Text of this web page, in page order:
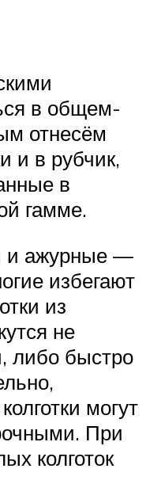
в общем-
отнесём
и в рубчик,
в
гамме.
и ажурные —
избегают
из
не
либо быстро
могут
При
колготок